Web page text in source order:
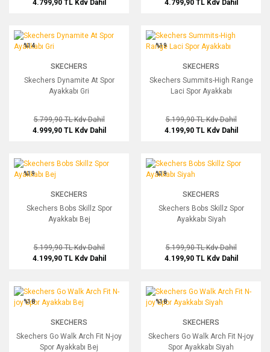
4.799,90 TL Kdv Dahil
4.799,90 TL Kdv Dahil
Skechers Dynamite At Spor Ayakkabı Gri
%14
SKECHERS
Skechers Dynamite At Spor
Ayakkabı Gri
5.799,90 TLKdv Dahil
4.999,90 TL Kdv Dahil
Skechers Summits-High Range Laci
%19
SKECHERS
Skechers Summits-High Range
Laci Spor Ayakkabı
5.199,90 TLKdv Dahil
4.199,90 TL Kdv Dahil
Skechers Bobs Skillz Spor Ayakkabı Bej
%19
SKECHERS
Skechers Bobs Skillz Spor
Ayakkabı Bej
5.199,90 TLKdv Dahil
4.199,90 TL Kdv Dahil
Skechers Bobs Skillz Spor Ayakkabı
%19
SKECHERS
Skechers Bobs Skillz Spor
Ayakkabı Siyah
5.199,90 TLKdv Dahil
4.199,90 TL Kdv Dahil
Skechers Go Walk Arch Fit N-joy Spor Ayakkabı Bej
%18
SKECHERS
Skechers Go Walk Arch Fit N-joy
Spor Ayakkabı Bej
Skechers Go Walk Arch Fit N-joy Spor
%18
SKECHERS
Skechers Go Walk Arch Fit N-joy
Spor Ayakkabı Siyah